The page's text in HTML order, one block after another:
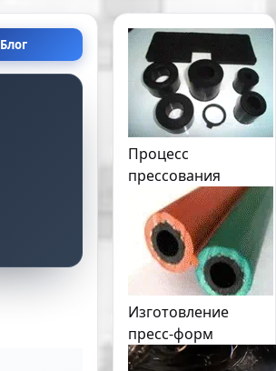
Блог
Процесс
прессования
Изготовление
пресс-форм